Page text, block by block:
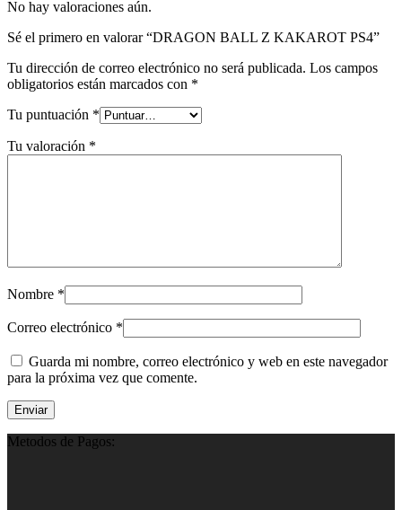
No hay valoraciones aún.
Sé el primero en valorar “DRAGON BALL Z KAKAROT PS4”
Tu dirección de correo electrónico no será publicada. Los campos
obligatorios están marcados con *
Tu puntuación *
Tu valoración *
Nombre *
Correo electrónico *
Guarda mi nombre, correo electrónico y web en este navegador
para la próxima vez que comente.
Metodos de Pagos: